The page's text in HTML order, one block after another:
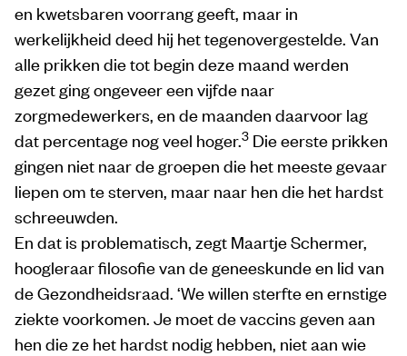
en kwetsbaren voorrang geeft, maar in
werkelijkheid deed hij het tegenovergestelde. Van
alle prikken die tot begin deze maand werden
gezet ging ongeveer een vijfde naar
zorgmedewerkers, en de maanden daarvoor lag
dat percentage nog veel hoger.3 Die eerste prikken
gingen niet naar de groepen die het meeste gevaar
liepen om te sterven, maar naar hen die het hardst
schreeuwden.
En dat is problematisch, zegt Maartje Schermer,
hoogleraar filosofie van de geneeskunde en lid van
de Gezondheidsraad. ‘We willen sterfte en ernstige
ziekte voorkomen. Je moet de vaccins geven aan
hen die ze het hardst nodig hebben, niet aan wie